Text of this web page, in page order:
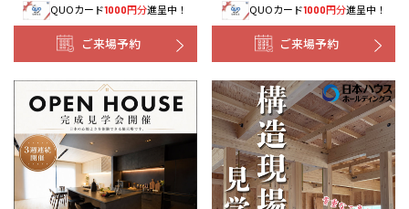
事業部紹介
IR情報
木材調達指針
グループ会社紹介
QUOカード1000円分進呈中！
ご来場予約
QUOカード1000円分進呈中！
ご来場予約